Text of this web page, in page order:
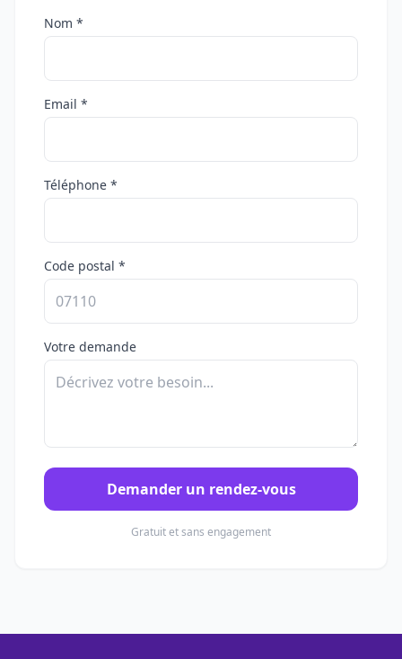
Nom *
Email *
Téléphone *
Code postal *
Votre demande
Demander un rendez-vous
Gratuit et sans engagement